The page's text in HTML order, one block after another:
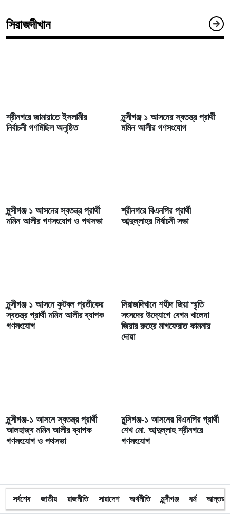
সিরাজদীখান
শ্রীনগরে জামায়াতে ইসলামীর
নির্বাচনী গণমিছিল অনুষ্ঠিত
মুন্সীগঞ্জ ১ আসনের স্বতন্ত্র প্রার্থী
মমিন আলীর গণসংযোগ
মুন্সীগঞ্জ ১ আসনের স্বতন্ত্র প্রার্থী
মমিন আলীর গণসংযোগ ও পথসভা
শ্রীনগরে বিএনপির প্রার্থী
আব্দুল্লাহর নির্বাচনী সভা
মুন্সীগঞ্জ ১ আসনে ফুটবল প্রতীকের
স্বতন্ত্র প্রার্থী মমিন আলীর ব্যাপক
গণসংযোগ
সিরাজদিখানে শহীদ জিয়া স্মৃতি
সংসদের উদ্যোগে বেগম খালেদা
জিয়ার রুহের মাগফেরাত কামনায়
দোয়া
মুন্সীগঞ্জ-১ আসনে স্বতন্ত্র প্রার্থী
আলহাজ্ব মমিন আলীর ব্যাপক
গণসংযোগ ও পথসভা
মুন্সিগঞ্জ-১ আসনের বিএনপির প্রার্থী
শেখ মো. আব্দুল্লাহ শ্রীনগরে
গণসংযোগ
সর্বশেষ জাতীয় রাজনীতি সারাদেশ অর্থনীতি মুন্সীগঞ্জ ধর্ম